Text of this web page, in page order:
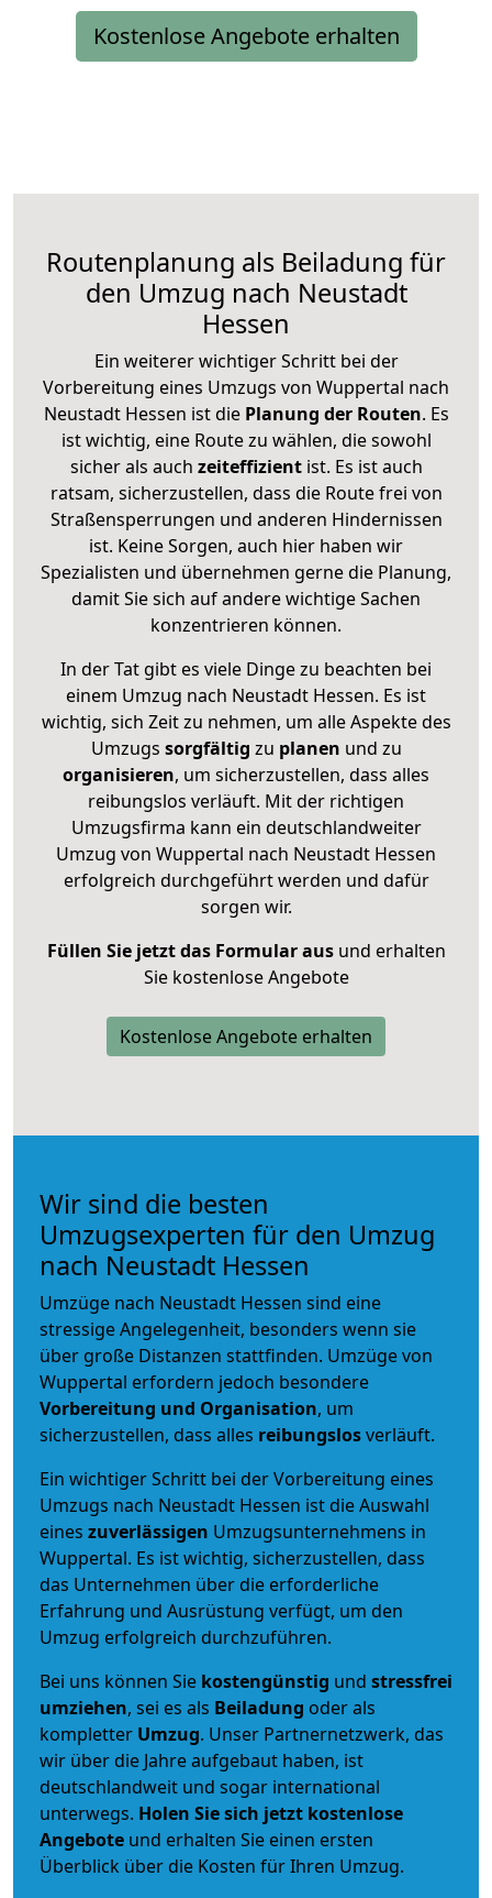
Kostenlose Angebote erhalten
Routenplanung als Beiladung für
den Umzug nach Neustadt
Hessen
Ein weiterer wichtiger Schritt bei der
Vorbereitung eines Umzugs von Wuppertal nach
Neustadt Hessen ist diePlanung der Routen. Es
ist wichtig, eine Route zu wählen, die sowohl
sicher als auch zeiteffizientist. Es ist auch
ratsam, sicherzustellen, dass die Route frei von
Straßensperrungen und anderen Hindernissen
ist. Keine Sorgen, auch hier haben wir
Spezialisten und übernehmen gerne die Planung,
damit Sie sich auf andere wichtige Sachen
konzentrieren können.
In der Tat gibt es viele Dinge zu beachten bei
einem Umzug nach Neustadt Hessen. Es ist
wichtig, sich Zeit zu nehmen, um alle Aspekte des
Umzugs sorgfältig zu planen und zu
organisieren, um sicherzustellen, dass alles
reibungslos verläuft. Mit der richtigen
Umzugsfirma kann ein deutschlandweiter
Umzug von Wuppertal nach Neustadt Hessen
erfolgreich durchgeführt werden und dafür
sorgen wir.
Füllen Sie jetzt das Formular ausund erhalten
Sie kostenlose Angebote
Kostenlose Angebote erhalten
Wir sind die besten
Umzugsexperten für den Umzug
nach Neustadt Hessen
Umzüge nach Neustadt Hessen sind eine
stressige Angelegenheit, besonders wenn sie
über große Distanzen stattfinden. Umzüge von
Wuppertal erfordern jedoch besondere
Vorbereitung und Organisation, um
sicherzustellen, dass alles reibungslosverläuft.
Ein wichtiger Schritt bei der Vorbereitung eines
Umzugs nach Neustadt Hessen ist die Auswahl
eines zuverlässigen Umzugsunternehmens in
Wuppertal. Es ist wichtig, sicherzustellen, dass
das Unternehmen über die erforderliche
Erfahrung und Ausrüstung verfügt, um den
Umzug erfolgreich durchzuführen.
Bei uns können Sie kostengünstig und stressfrei
umziehen, sei es als Beiladung oder als
kompletter Umzug. Unser Partnernetzwerk, das
wir über die Jahre aufgebaut haben, ist
deutschlandweit und sogar international
unterwegs. Holen Sie sich jetzt kostenlose
Angebote und erhalten Sie einen ersten
Überblick über die Kosten für Ihren Umzug.